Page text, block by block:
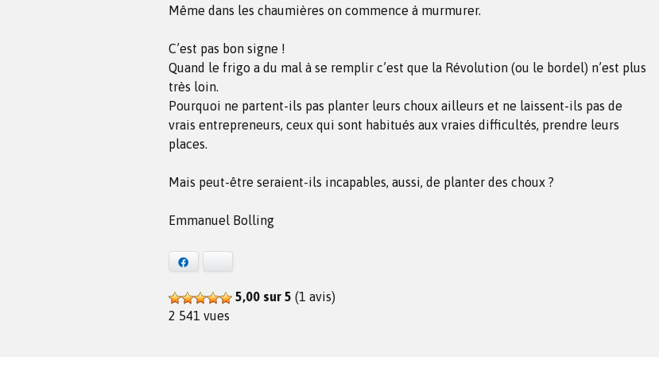
Même dans les chaumières on commence à murmurer.
C’est pas bon signe !
Quand le frigo a du mal à se remplir c’est que la Révolution (ou le bordel) n’est plus
très loin.
Pourquoi ne partent-ils pas planter leurs choux ailleurs et ne laissent-ils pas de
vrais entrepreneurs, ceux qui sont habitués aux vraies difficultés, prendre leurs
places.
Mais peut-être seraient-ils incapables, aussi, de planter des choux ?
Emmanuel Bolling
5,00 sur 5 (1 avis)
2 541 vues